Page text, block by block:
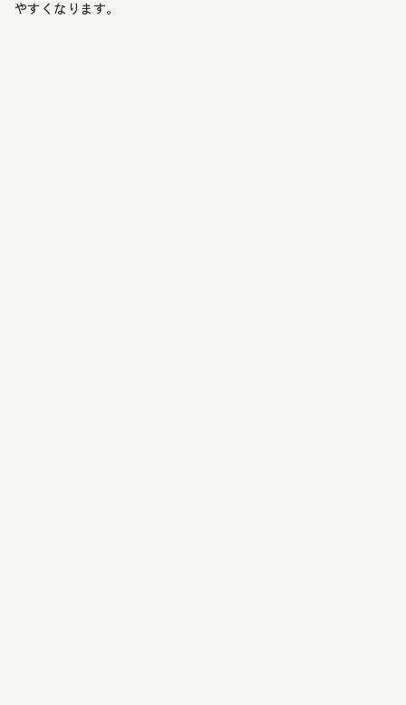
やすくなります。